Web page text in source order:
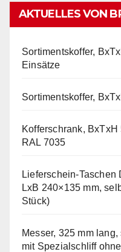
AKTUELLES VON
Sortimentskoffer,
Einsätze
Sortimentskoffer,
Kofferschrank,
RAL 7035
Lieferschein-
LxB 240×135 mm,
Stück)
Messer, 325 mm
mit Spezialschliff